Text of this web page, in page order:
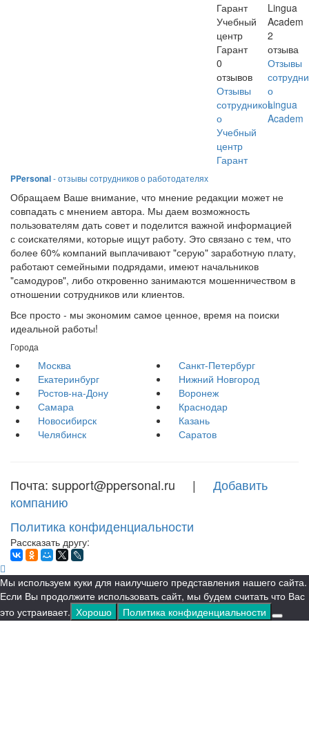
Учебный
центр
Гарант
0
отзывов
Отзывы
сотрудников
о
Учебный
центр
Гарант
Lingua
Academ
2
отзыва
Отзывы
о
Lingua
Academ
PPersonal- отзывы сотрудников о работодателях
Обращаем Ваше внимание, что мнение редакции может не
совпадать с мнением автора. Мы даем возможность
пользователям дать совет и поделится важной информацией
с соискателями, которые ищут работу. Это связано с тем, что
более 60% компаний выплачивают "серую" заработную плату,
работают семейными подрядами, имеют начальников
"самодуров", либо откровенно занимаются мошенничеством в
отношении сотрудников или клиентов.
Все просто - мы экономим самое ценное, время на поиски
идеальной работы!
Города
Москва
Санкт-Петербург
Екатеринбург
Нижний Новгород
Ростов-на-Дону
Воронеж
Самара
Краснодар
Новосибирск
Казань
Челябинск
Саратов
Почта: support@ppersonal.ru | Добавить
компанию
Политика конфиденциальности
Рассказать другу:
Мы используем куки для наилучшего представления нашего сайта.
Если Вы продолжите использовать сайт, мы будем считать что Вас
это устраивает. Хорошо Политика конфиденциальности